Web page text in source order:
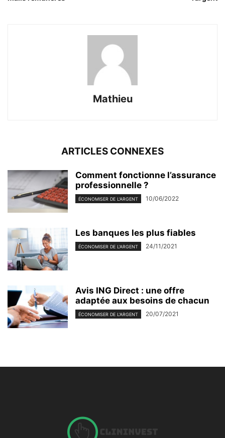
Mathieu
ARTICLES CONNEXES
Comment fonctionne l’assurance
professionnelle ?
ÉCONOMISER DE L'ARGENT 10/06/2022
Les banques les plus fiables
ÉCONOMISER DE L'ARGENT 24/11/2021
Avis ING Direct : une offre
adaptée aux besoins de chacun
ÉCONOMISER DE L'ARGENT 20/07/2021